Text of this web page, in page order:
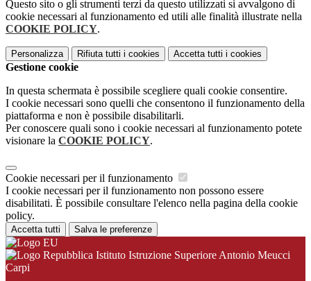
Questo sito o gli strumenti terzi da questo utilizzati si avvalgono di
cookie necessari al funzionamento ed utili alle finalità illustrate nella
COOKIE POLICY.
Personalizza Rifiuta tutti i cookies Accetta tutti i cookies
Gestione cookie
In questa schermata è possibile scegliere quali cookie consentire.
I cookie necessari sono quelli che consentono il funzionamento della
piattaforma e non è possibile disabilitarli.
Per conoscere quali sono i cookie necessari al funzionamento potete
visionare la COOKIE POLICY.
Cookie necessari per il funzionamento
I cookie necessari per il funzionamento non possono essere
disabilitati. È possibile consultare l'elenco nella pagina della cookie
policy.
Accetta tutti Salva le preferenze
Istituto Istruzione Superiore Antonio Meucci
Carpi